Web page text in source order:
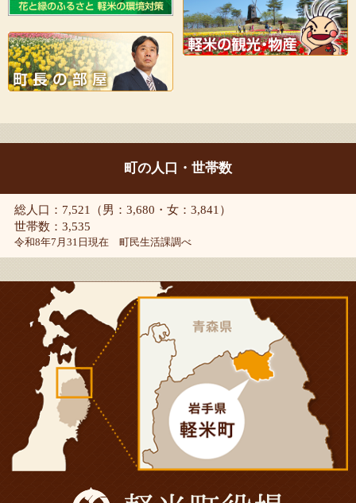
町の人口・世帯数
総人口：7,521（男：3,680・女：3,841）
世帯数：3,535
令和8年7月31日現在 町民生活課調べ